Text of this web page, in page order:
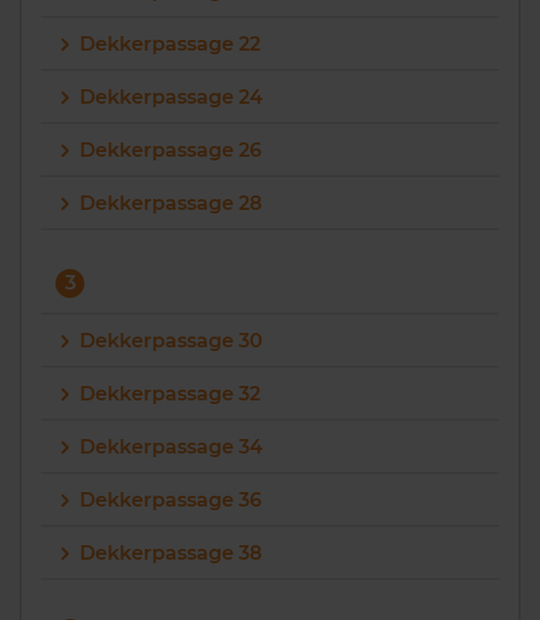
Dekkerpassage 22
Dekkerpassage 24
Dekkerpassage 26
Dekkerpassage 28
3
Dekkerpassage 30
Dekkerpassage 32
Dekkerpassage 34
Dekkerpassage 36
Dekkerpassage 38